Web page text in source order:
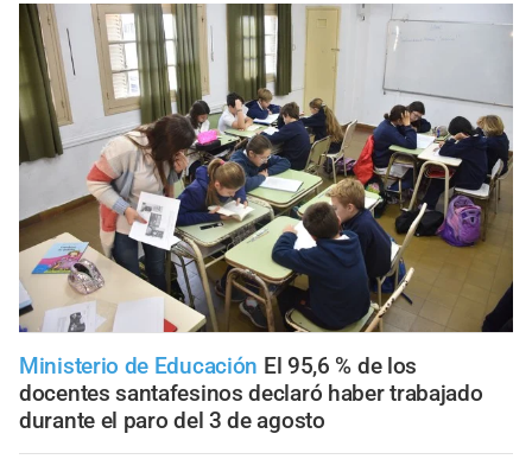
Ministerio de Educación El 95,6 % de los
docentes santafesinos declaró haber trabajado
durante el paro del 3 de agosto